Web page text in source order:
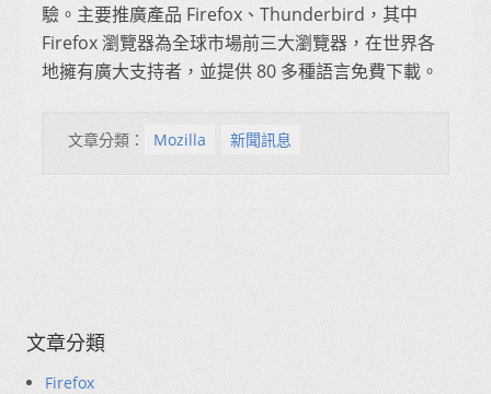
驗。主要推廣產品 Firefox、Thunderbird，其中
Firefox 瀏覽器為全球市場前三大瀏覽器，在世界各
地擁有廣大支持者，並提供 80 多種語言免費下載。
文章分類： Mozilla 新聞訊息
文章分類
Firefox